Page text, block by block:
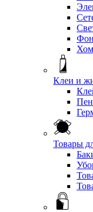
Клеи и
Товары